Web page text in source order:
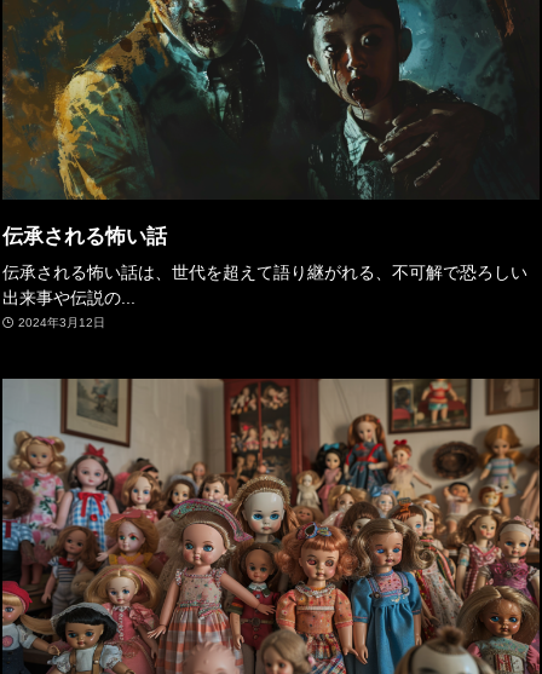
伝承される怖い話
伝承される怖い話は、世代を超えて語り継がれる、不可解で恐ろしい
出来事や伝説の...
2024年3月12日